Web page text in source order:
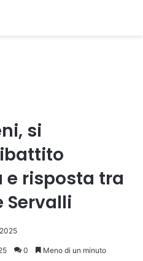
si
risposta tra
Servalli
0 Meno di un minuto